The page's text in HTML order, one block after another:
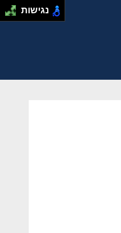
נגישות